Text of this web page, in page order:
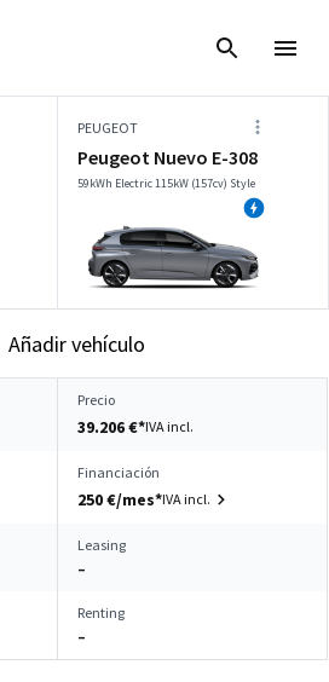
PEUGEOT
Peugeot Nuevo E-308
59kWh Electric 115kW (157cv) Style
Añadir vehículo
Precio
39.206 €*IVA incl.
Financiación
250 €/mes*IVA incl.
Leasing
–
Renting
–